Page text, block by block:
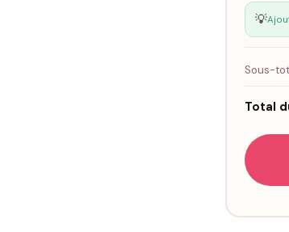
💡
Sous-
Total